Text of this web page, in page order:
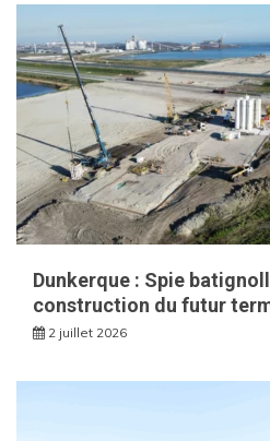
Dunkerque : Spie
construction du futur
2 juillet 2026